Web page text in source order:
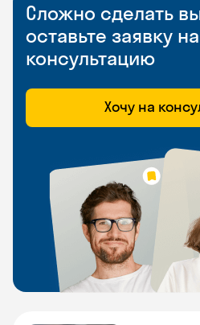
Сложно сделать
оставьте заявку
консультацию
Хочу на